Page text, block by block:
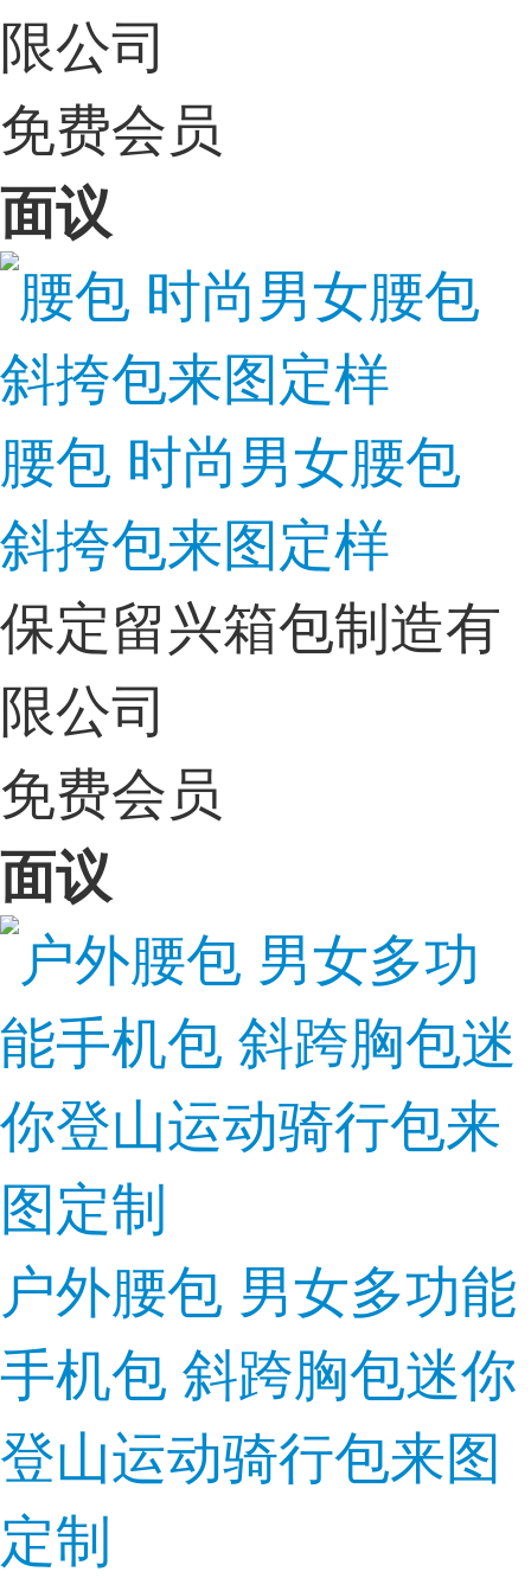
限公司
免费会员
面议
腰包 时尚男女腰包
斜挎包来图定样
保定留兴箱包制造有
限公司
免费会员
面议
户外腰包 男女多功能
手机包 斜跨胸包迷你
登山运动骑行包来图
定制